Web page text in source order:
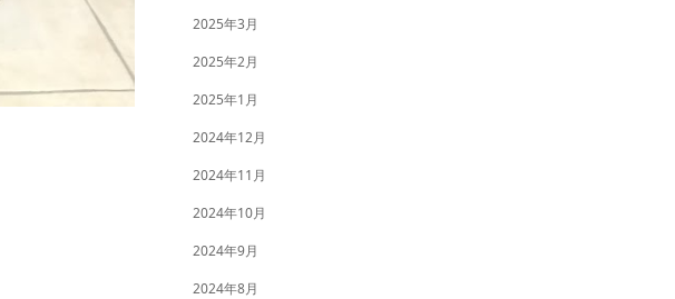
2025年3月
2025年2月
2025年1月
2024年12月
2024年11月
2024年10月
2024年9月
2024年8月